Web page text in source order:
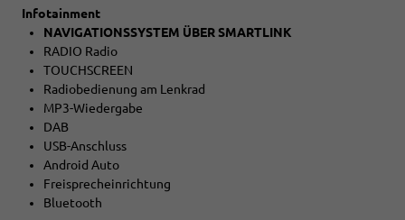
Infotainment
NAVIGATIONSSYSTEM ÜBER SMARTLINK
RADIO Radio
TOUCHSCREEN
Radiobedienung am Lenkrad
MP3-Wiedergabe
DAB
USB-Anschluss
Android Auto
Freisprecheinrichtung
Bluetooth